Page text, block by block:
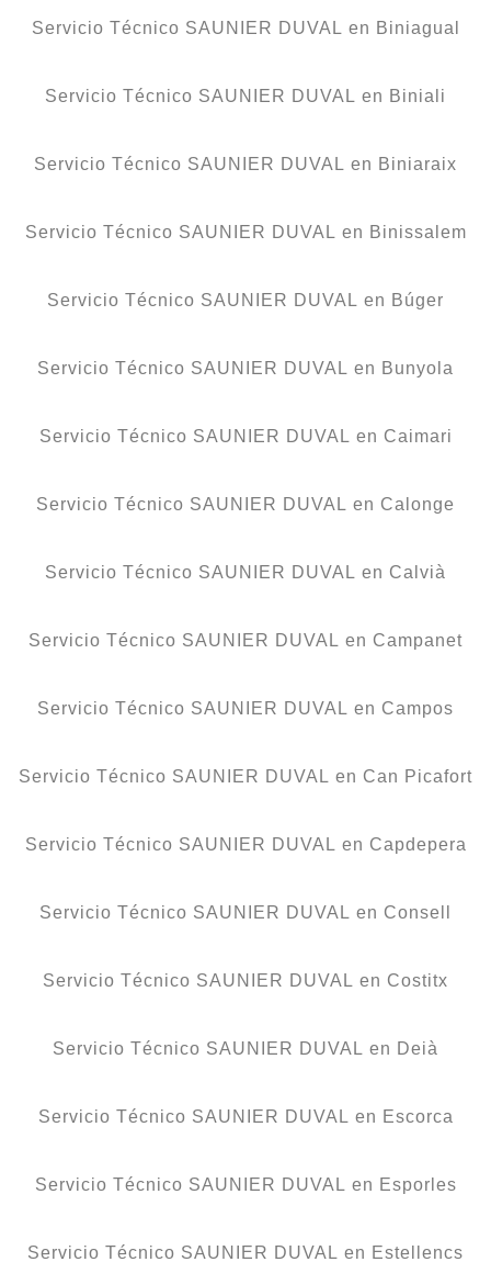
Servicio Técnico SAUNIER DUVAL en Biniagual
Servicio Técnico SAUNIER DUVAL en Biniali
Servicio Técnico SAUNIER DUVAL en Biniaraix
Servicio Técnico SAUNIER DUVAL en Binissalem
Servicio Técnico SAUNIER DUVAL en Búger
Servicio Técnico SAUNIER DUVAL en Bunyola
Servicio Técnico SAUNIER DUVAL en Caimari
Servicio Técnico SAUNIER DUVAL en Calonge
Servicio Técnico SAUNIER DUVAL en Calvià
Servicio Técnico SAUNIER DUVAL en Campanet
Servicio Técnico SAUNIER DUVAL en Campos
Servicio Técnico SAUNIER DUVAL en Can Picafort
Servicio Técnico SAUNIER DUVAL en Capdepera
Servicio Técnico SAUNIER DUVAL en Consell
Servicio Técnico SAUNIER DUVAL en Costitx
Servicio Técnico SAUNIER DUVAL en Deià
Servicio Técnico SAUNIER DUVAL en Escorca
Servicio Técnico SAUNIER DUVAL en Esporles
Servicio Técnico SAUNIER DUVAL en Estellencs